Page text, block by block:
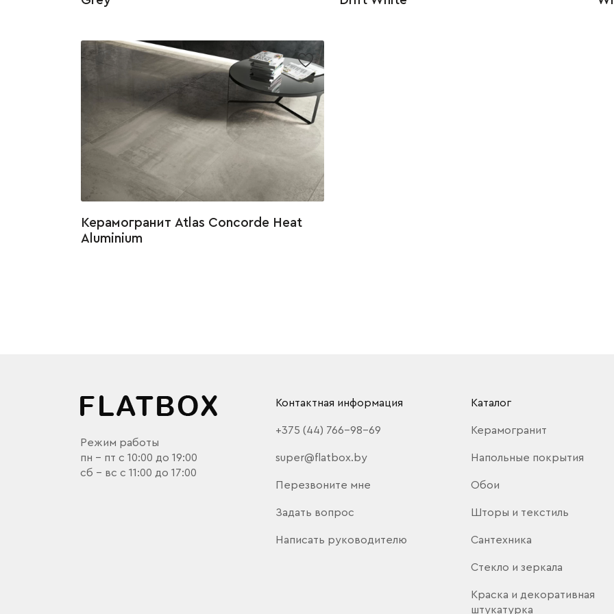
Керамогранит Atlas Concorde Heat
Aluminium
Режим работы
пн - пт с 10:00 до 19:00
сб - вс с 11:00 до 17:00
Контактная информация
+375 (44) 766-98-69
super@flatbox.by
Перезвоните мне
Задать вопрос
Написать руководителю
Каталог
Керамогранит
Напольные покрытия
Обои
Шторы и текстиль
Сантехника
Стекло и зеркала
Краска и декоративная
штукатурка